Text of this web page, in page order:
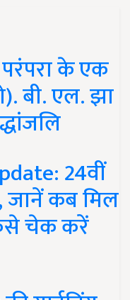
के एक
बी. एल. झा
24वीं
जानें कब मिल
चेक करें